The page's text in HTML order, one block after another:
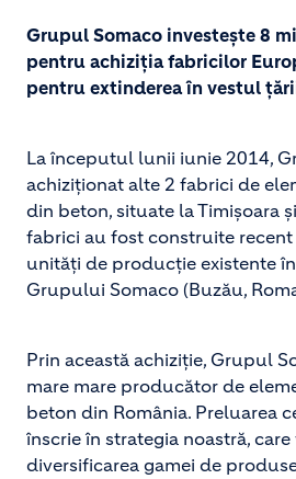
Grupul Somaco investește 8
pentru achiziția fabricilor
pentru extinderea în vestul
La începutul lunii iunie 2014,
achiziționat alte 2 fabrici de
din beton, situate la Timișoara
fabrici au fost construite recent
unități de producție existente
Grupului Somaco (Buzău,
Prin această achiziție, Grupul
mare mare producător de
beton din România. Preluarea
înscrie în strategia noastră, care
diversificarea gamei de